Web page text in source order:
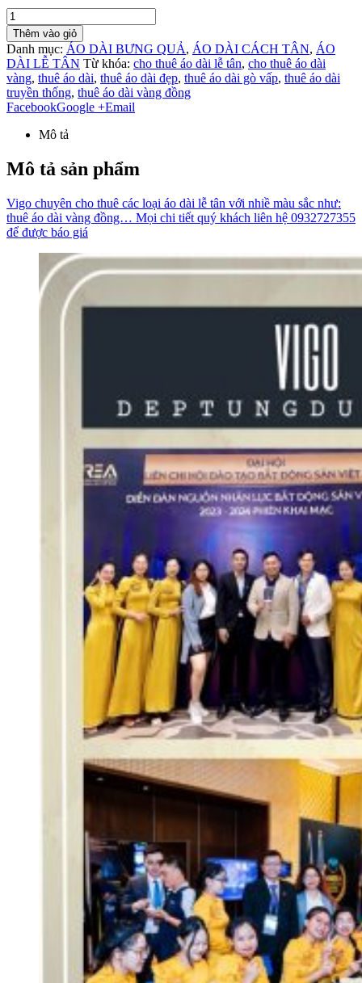
Thêm vào giỏ
Danh mục: ÁO DÀI BƯNG QUẢ, ÁO DÀI CÁCH TÂN, ÁO
DÀI LỄ TÂN Từ khóa: cho thuê áo dài lễ tân, cho thuê áo dài
vàng, thuê áo dài, thuê áo dài đẹp, thuê áo dài gò vấp, thuê áo dài
truyền thống, thuê áo dài vàng đồng
FacebookGoogle +Email
Mô tả
Mô tả sản phẩm
Vigo chuyên cho thuê các loại áo dài lễ tân với nhiề màu sắc như:
thuê áo dài vàng đồng… Mọi chi tiết quý khách liên hệ 0932727355
để được báo giá